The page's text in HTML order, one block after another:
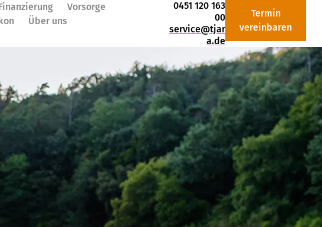
Vorsorge
Über uns
0451 120 163
00
service@tjar
a.de
Termin
vereinbaren